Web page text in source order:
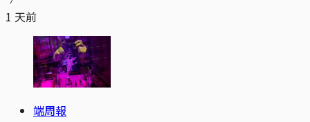
1 天前
端周報